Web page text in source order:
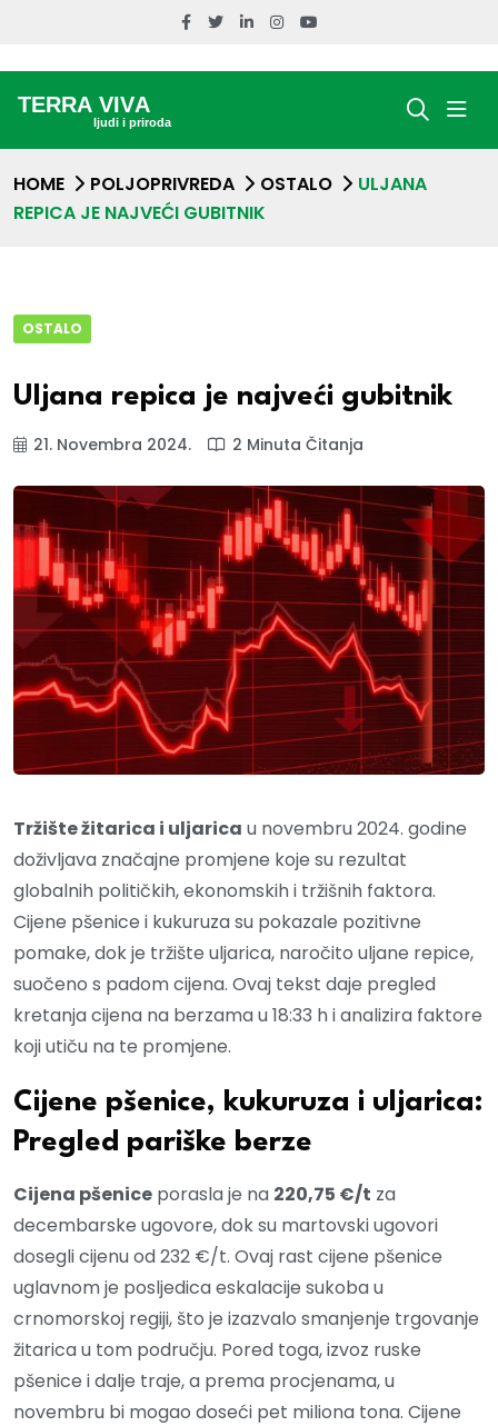
HOME POLJOPRIVREDA OSTALO
ULJANA
REPICA JE NAJVEĆI GUBITNIK
OSTALO
Uljana repica je najveći gubitnik
21. Novembra 2024. 2 Minuta Čitanja
Tržište žitarica i uljarica u novembru 2024. godine
doživljava značajne promjene koje su rezultat
globalnih političkih, ekonomskih i tržišnih faktora.
Cijene pšenice i kukuruza su pokazale pozitivne
pomake, dok je tržište uljarica, naročito uljane repice,
suočeno s padom cijena. Ovaj tekst daje pregled
kretanja cijena na berzama u 18:33 h i analizira faktore
koji utiču na te promjene.
Cijene pšenice, kukuruza i uljarica:
Pregled pariške berze
Cijena pšenice porasla je na 220,75 €/t za
decembarske ugovore, dok su martovski ugovori
dosegli cijenu od 232 €/t. Ovaj rast cijene pšenice
uglavnom je posljedica eskalacije sukoba u
crnomorskoj regiji, što je izazvalo smanjenje trgovanje
žitarica u tom području. Pored toga, izvoz ruske
pšenice i dalje traje, a prema procjenama, u
novembru bi mogao doseći pet miliona tona. Cijene